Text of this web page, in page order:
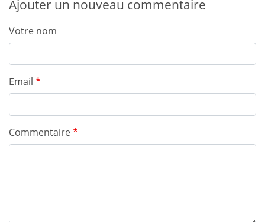
Ajouter un nouveau commentaire
Votre nom
Email
Commentaire